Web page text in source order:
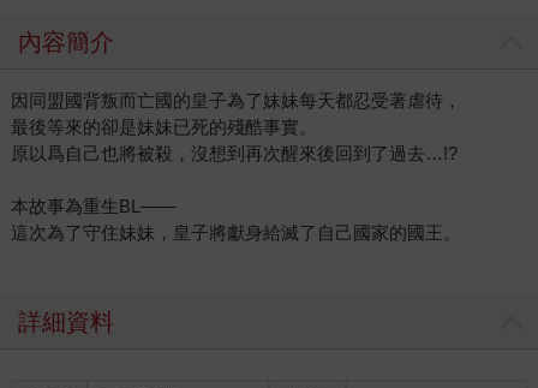
內容簡介
因同盟國背叛而亡國的皇子為了妹妹每天都忍受著虐待，
最後等來的卻是妹妹已死的殘酷事實。
原以爲自己也將被殺，沒想到再次醒來後回到了過去…!?
本故事為重生BL——
這次為了守住妹妹，皇子將獻身給滅了自己國家的國王。
詳細資料